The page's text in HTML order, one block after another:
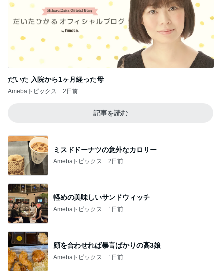
だいた 入院から1ヶ月経った母
Amebaトピックス 2日前
記事を読む
ミスドドーナツの意外なカロリー
Amebaトピックス 2日前
軽めの美味しいサンドウィッチ
Amebaトピックス 1日前
顔を合わせれば暴言ばかりの高3娘
Amebaトピックス 1日前